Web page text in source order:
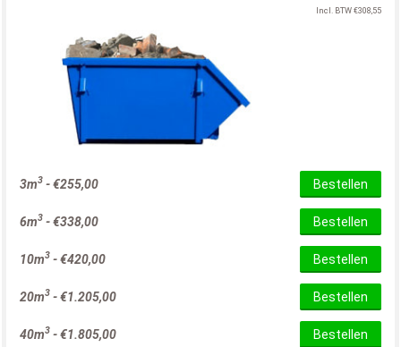
Incl. BTW €308,55
3m3 -€255,00 Bestellen
6m3 -€338,00 Bestellen
10m3 -€420,00 Bestellen
20m3 -€1.205,00 Bestellen
40m3 -€1.805,00 Bestellen